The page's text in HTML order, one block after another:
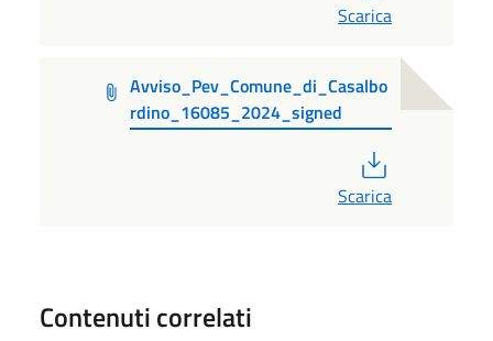
Scarica
Avviso_Pev_Comune_di_Casalbo
rdino_16085_2024_signed
Scarica
Contenuti correlati